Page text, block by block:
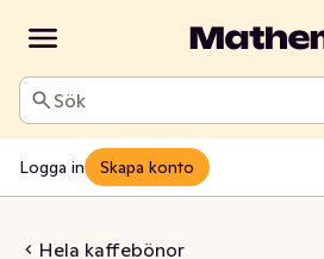
Sök
Logga in Skapa konto
Hela kaffebönor
Extra Mörk